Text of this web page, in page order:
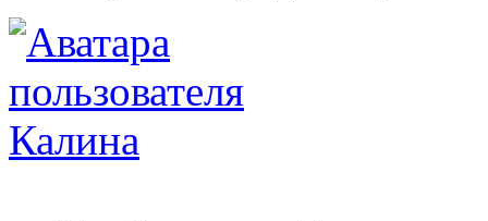
Калина